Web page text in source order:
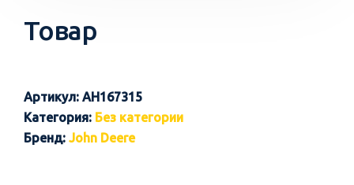
Товар
Артикул: AH167315
Категория: Без категории
Бренд: John Deere